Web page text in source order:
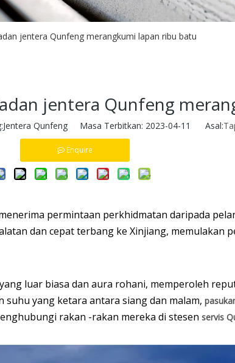
jentera Qunfeng merangkumi lapan ribu batu
jentera Qunfeng
Qunfeng Masa Terbitkan: 2023-04-11 Asal:
Enquire
permintaan perkhidmatan daripada
dan cepat terbang ke Xinjiang, memulakan
luar biasa dan aura rohani, memperoleh
suhu yang ketara antara siang dan malam,
rakan -rakan mereka di stesen servis